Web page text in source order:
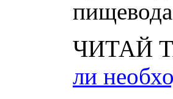
пищевода
ЧИТАЙ
ли